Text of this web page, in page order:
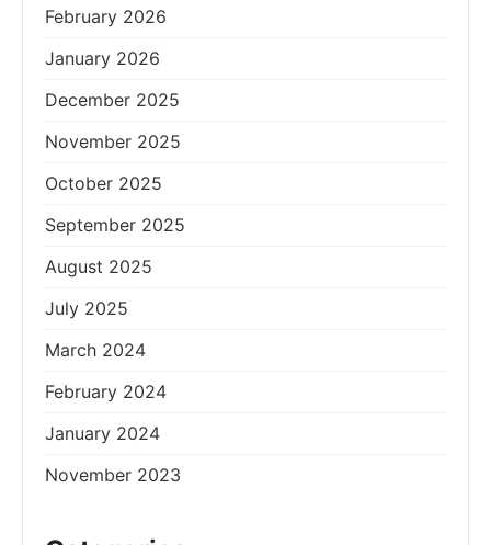
February 2026
January 2026
December 2025
November 2025
October 2025
September 2025
August 2025
July 2025
March 2024
February 2024
January 2024
November 2023